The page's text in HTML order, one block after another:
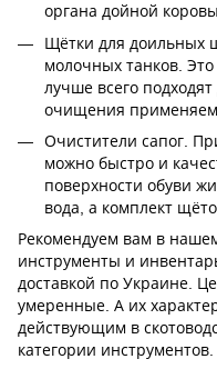
органа дойной
Щётки для доильных
молочных танков.
лучше всего
очищения
Очистители сапог.
можно быстро и
поверхности обуви
вода, а комплект
Рекомендуем вам в
инструменты и
доставкой по Украине.
умеренные. А их
действующим в
категории инструментов.